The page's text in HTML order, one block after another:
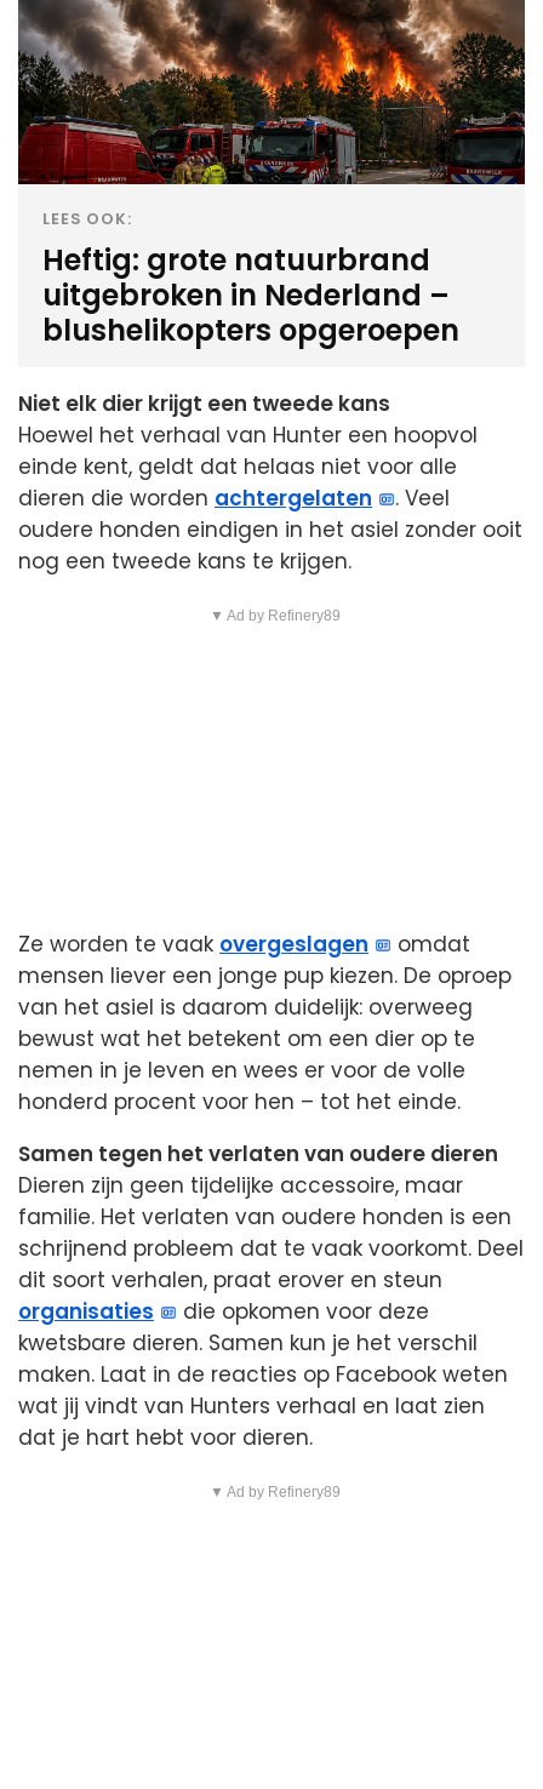
LEES OOK:
Heftig: grote natuurbrand
uitgebroken in Nederland –
blushelikopters opgeroepen
Niet elk dier krijgt een tweede kans
Hoewel het verhaal van Hunter een hoopvol
einde kent, geldt dat helaas niet voor alle
dieren die worden achtergelaten
. Veel
oudere honden eindigen in het asiel zonder ooit
nog een tweede kans te krijgen.
▼ Ad by Refinery89
Ze worden te vaak overgeslagen
omdat
mensen liever een jonge pup kiezen. De oproep
van het asiel is daarom duidelijk: overweeg
bewust wat het betekent om een dier op te
nemen in je leven en wees er voor de volle
honderd procent voor hen – tot het einde.
Samen tegen het verlaten van oudere dieren
Dieren zijn geen tijdelijke accessoire, maar
familie. Het verlaten van oudere honden is een
schrijnend probleem dat te vaak voorkomt. Deel
dit soort verhalen, praat erover en steun
organisaties
die opkomen voor deze
kwetsbare dieren. Samen kun je het verschil
maken. Laat in de reacties op Facebook weten
wat jij vindt van Hunters verhaal en laat zien
dat je hart hebt voor dieren.
▼ Ad by Refinery89